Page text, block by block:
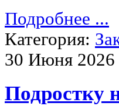
Подробнее ...
Категория:
30 Июня 2026
Подростку